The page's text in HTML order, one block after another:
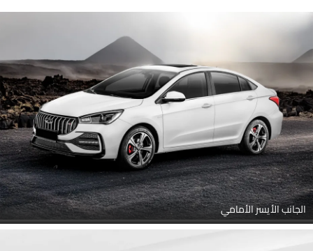
الجانب الأيسر الأمامي